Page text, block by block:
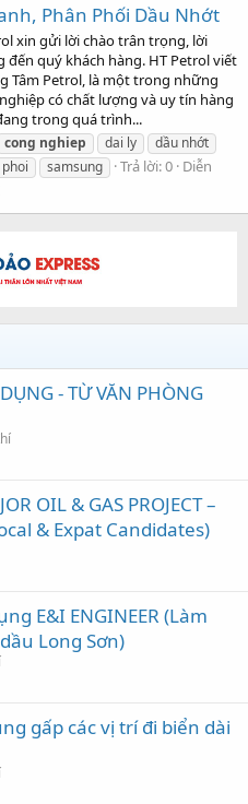
Phân Phối Dầu Nhớt
xin gửi lời chào trân trọng, lời
đến quý khách hàng. HT Petrol viết
Tâm Petrol, là một trong những
có chất lượng và uy tín hàng
trong quá trình...
cong nghiep dai ly
dầu nhớt
samsung Trả lời: 0 Diễn
- TỪ VĂN PHÒNG
OIL & GAS PROJECT –
& Expat Candidates)
E&I ENGINEER (Làm
Long Sơn)
gấp các vị trí đi biển dài